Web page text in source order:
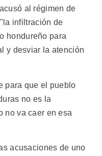
al régimen de
infiltración de
hondureño para
y desviar la atención
para que el pueblo
no es la
no va caer en esa
acusaciones de uno